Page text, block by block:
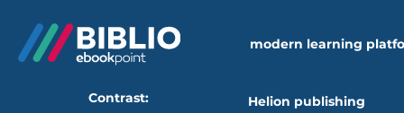
modern learning
Contrast:
Helion publishing